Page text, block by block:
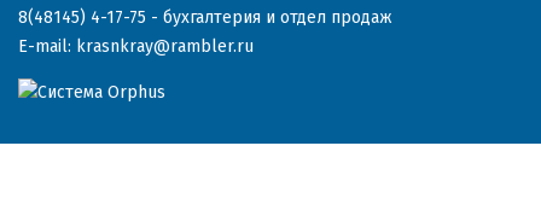
8(48145) 4-17-75 - бухгалтерия и отдел продаж
E-mail: krasnkray@rambler.ru